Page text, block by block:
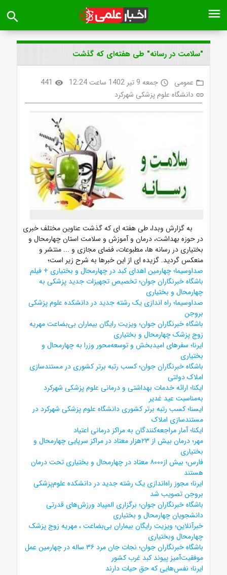
menu
search
"سلامت در رسانه" طی هفته‌ای که گذشت
folder_open عمومی access_time جمعه 9 تیر 1402 ساعت 12:24 visibility
441
link دانشگاه علوم پزشکی شهرکرد
به گزارش وبدا، طی هفته ای که گذشت عناوین مختلف خبری
در حوزه بهداشت، درمان و آموزش و سلامت استان چهارمحال و
بختیاری در رسانه ها، مطبوعات، فضای مجازی و ... منتشر و
منعکس گردید. گزیده ای از این خبرها به شرح زیر است؛
صداوسیما؛چهارمین اهدای کبد در چهارمحال و بختیاری + فیلم
باشگاه خبرنگاران جوان؛تخصیص تجهیزات جدید پزشکی به
چهارمحال و بختیاری
صداوسیما؛ راه اندازی یک رشته جدید در دانشکده علوم پزشکی
بروجن
باشگاه خبرنگاران جوان؛ ویزیت رایگان بیماران بی‌بضاعت مهریه
زوج پزشک چهارمحال و بختیاری
ایرنا؛ سفرهای امیدبخش و توسعه‌محور وزرا به چهارمحال و
بختیاری
باشگاه خبرنگاران جوان؛کسب رتبه برتر کشوری در مستندسازی
املاک دولتی
ایکنا؛ ارائه خدمات بهداشتی و درمانی علوم پزشکی شهرکرد
به‌مناسبت عید غدیر
ایسنا؛کسب رتبه برتر کشوری دانشگاه علوم پزشکی شهرکرد در
مستندسازی املاک
ایکنا؛آمار مراجعه‌کنندگان به مراکز درمانی اعتیاد
مهر؛
درمان بیش از ۲۳هزار معتاد در مراکز سرپایی چهارمحال و
بختیاری
فارس؛
بیش از۸۰۰۰ معتاد در چهارمحال و بختیاری تحت درمان
هستند
ایرنا؛مجوز راه‌اندازی یک رشته جدید در دانشکده علوم‌پزشکی
بروجن تصویب شد
باشگاه خبرنگاران جوان؛ برگزاری المپیاد ورزش‌های قدرتی
دانشجویان چهارمحال و بختیاری
خبرآنلاین؛ ویزیت رایگان بیماران بی‌بضاعت ، مهریه زوج پزشک
چهارمحال وبختیاری
باشگاه خبرنگاران جوان؛
نجات جان مرد ۳۶ ساله در چهارمین عمل
موفقیت‌آمیز پیوند کبد غرب کشور
ایرنا؛ نفس‌هایی که حق حیات دارند